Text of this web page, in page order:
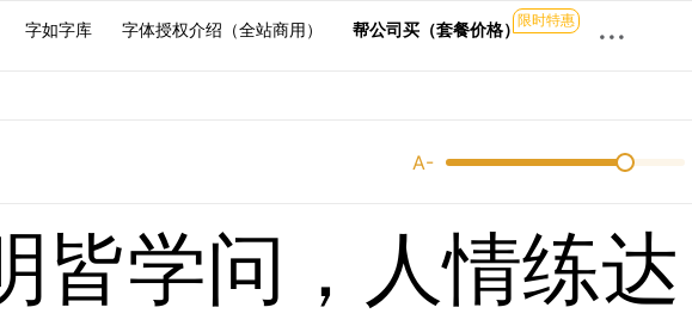
字如字库 字体授权介绍（全站商用） 帮公司买（套餐价格）限时特惠 ···
A-
皆学问，人情练达